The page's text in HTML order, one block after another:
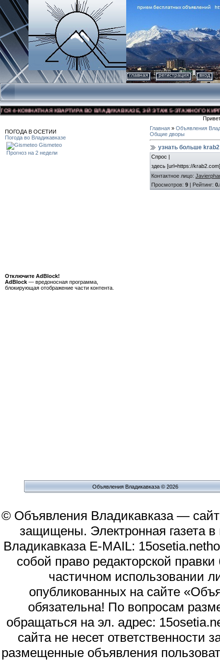
главная регистрация вход
КОМНАТНАЯ КВАРТИРА ВО ВЛАДИКАВКАЗЕ, 3-Й ЭТАЖ 5-ЭТАЖНОГО
ПОГОДА В ОСЕТИИ
Погода во Владикавказе
Gismeteo
Прогноз на 2 недели
Отключите AdBlock!
AdBlock — вредоносная программа,
блокирующая отображение части контента.
Главная » Объявления
Общие дворы
узнать больше
Спрос |
здесь [url=https://
Контактное лицо:
Просмотров: 9 | Рейтинг:
Объявления Владикавказа © 2026
© Объявления Владикавказа —
защищены. Электронная газета
Владикавказа E-MAIL:
собой право редакторской
частичном использовании
опубликованных на сайте
обязательна! По вопросам
обращаться на эл. адрес:
сайта не несет
размещенные объявления